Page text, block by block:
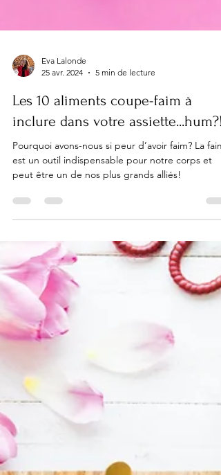
25 avr. 2024
5 min de lecture
Les 10 aliments coupe-faim à
inclure dans votre assiette...hum?!
Pourquoi avons-nous si peur d’avoir faim? La faim
peut être un de nos plus grands alliés!